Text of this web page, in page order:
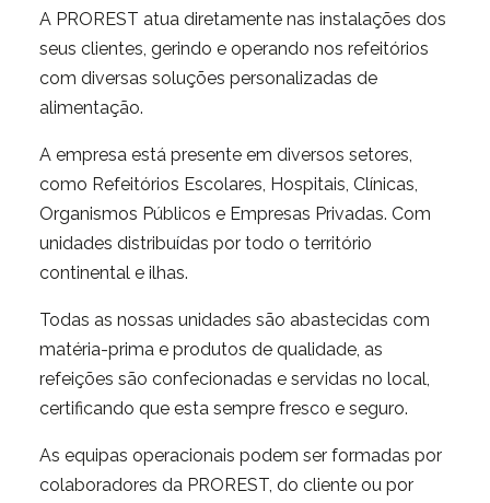
A PROREST atua diretamente nas instalações dos
seus clientes, gerindo e operando nos refeitórios
com diversas soluções personalizadas de
alimentação.
A empresa está presente em diversos setores,
como Refeitórios Escolares, Hospitais, Clínicas,
Organismos Públicos e Empresas Privadas. Com
unidades distribuídas por todo o território
continental e ilhas.
Todas as nossas unidades são abastecidas com
matéria-prima e produtos de qualidade, as
refeições são confecionadas e servidas no local,
certificando que esta sempre fresco e seguro.
As equipas operacionais podem ser formadas por
colaboradores da PROREST, do cliente ou por